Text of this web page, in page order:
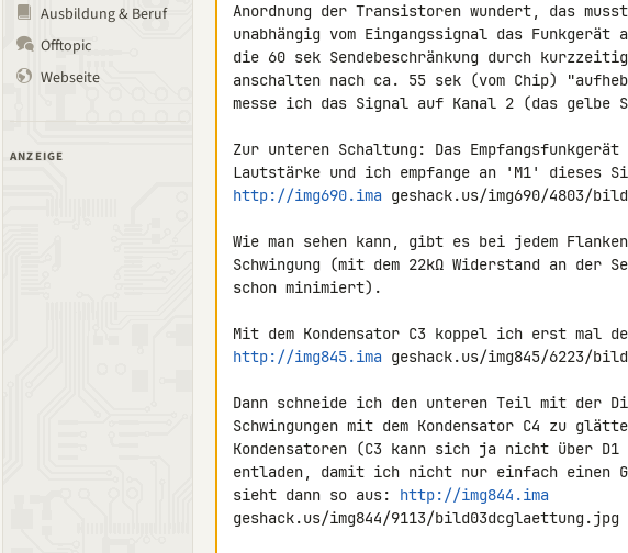
Ausbildung & Beruf
Offtopic
Webseite
ANZEIGE
Anordnung der Transistoren wundert, das
unabhängig vom Eingangssignal das Funkgerät
die 60 sek Sendebeschränkung durch
anschalten nach ca. 55 sek (vom Chip)
messe ich das Signal auf Kanal 2 (das gelbe
Zur unteren Schaltung: Das
http://img690.ima geshack.us/img690/4803/
Wie man sehen kann, gibt es bei jedem
Schwingung (mit dem 22kΩ Widerstand an der
schon minimiert).
http://img845.ima geshack.us/img845/6223/
Dann schneide ich den unteren Teil mit der
Schwingungen mit dem Kondensator C4 zu
Kondensatoren (C3 kann sich ja nicht über D1
entladen, damit ich nicht nur einfach einen
sieht dann so aus: http://img844.ima
geshack.us/img844/9113/bild03dcglaettung.jpg